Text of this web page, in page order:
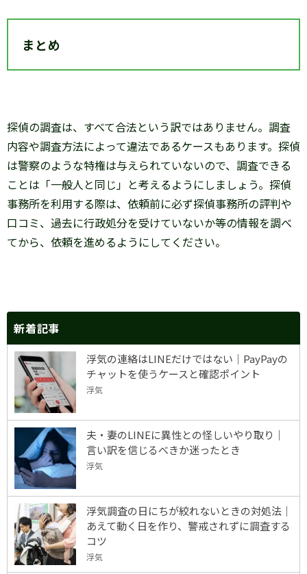
まとめ
探偵の調査は、すべて合法という訳ではありません。調査
内容や調査方法によって違法であるケースもあります。探偵
は警察のような特権は与えられていないので、調査できる
ことは「一般人と同じ」と考えるようにしましょう。探偵
事務所を利用する際は、依頼前に必ず探偵事務所の評判や
口コミ、過去に行政処分を受けていないか等の情報を調べ
てから、依頼を進めるようにしてください。
新着記事
浮気の連絡はLINEだけではない｜PayPayの
チャットを使うケースと確認ポイント
浮気
夫・妻のLINEに異性との怪しいやり取り｜
言い訳を信じるべきか迷ったとき
浮気
浮気調査の日にちが絞れないときの対処法｜
あえて動く日を作り、警戒されずに調査する
コツ
浮気